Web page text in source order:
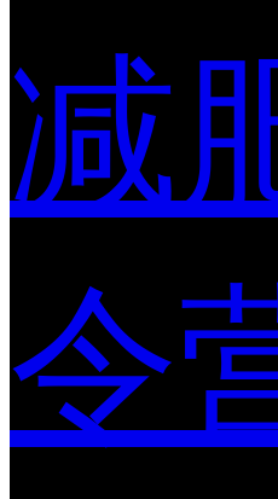
减
令